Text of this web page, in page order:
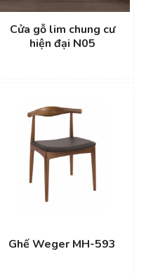
Cửa gỗ lim chung cư
hiện đại N05
Ghế Weger MH-593